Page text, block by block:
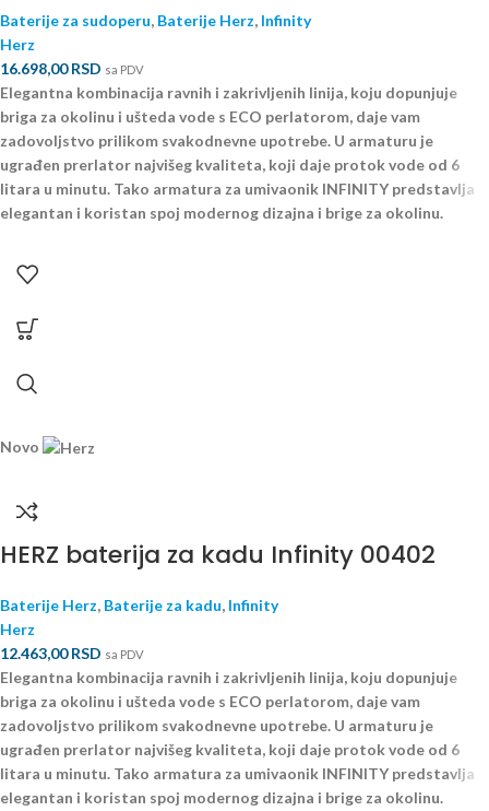
Baterije za sudoperu, Baterije Herz, Infinity
Herz
16.698,00RSD sa PDV
Elegantna kombinacija ravnih i zakrivljenih linija, koju dopunjuje
briga za okolinu i ušteda vode s ECO perlatorom, daje vam
zadovoljstvo prilikom svakodnevne upotrebe. U armaturu je
ugrađen prerlator najvišeg kvaliteta, koji daje protok vode od 6
litara u minutu. Tako armatura za umivaonik INFINITY predstavlja
elegantan i koristan spoj modernog dizajna i brige za okolinu.
Novo
HERZ baterija za kadu Infinity 00402
Baterije Herz, Baterije za kadu, Infinity
Herz
12.463,00RSD sa PDV
Elegantna kombinacija ravnih i zakrivljenih linija, koju dopunjuje
briga za okolinu i ušteda vode s ECO perlatorom, daje vam
zadovoljstvo prilikom svakodnevne upotrebe. U armaturu je
ugrađen prerlator najvišeg kvaliteta, koji daje protok vode od 6
litara u minutu. Tako armatura za umivaonik INFINITY predstavlja
elegantan i koristan spoj modernog dizajna i brige za okolinu.